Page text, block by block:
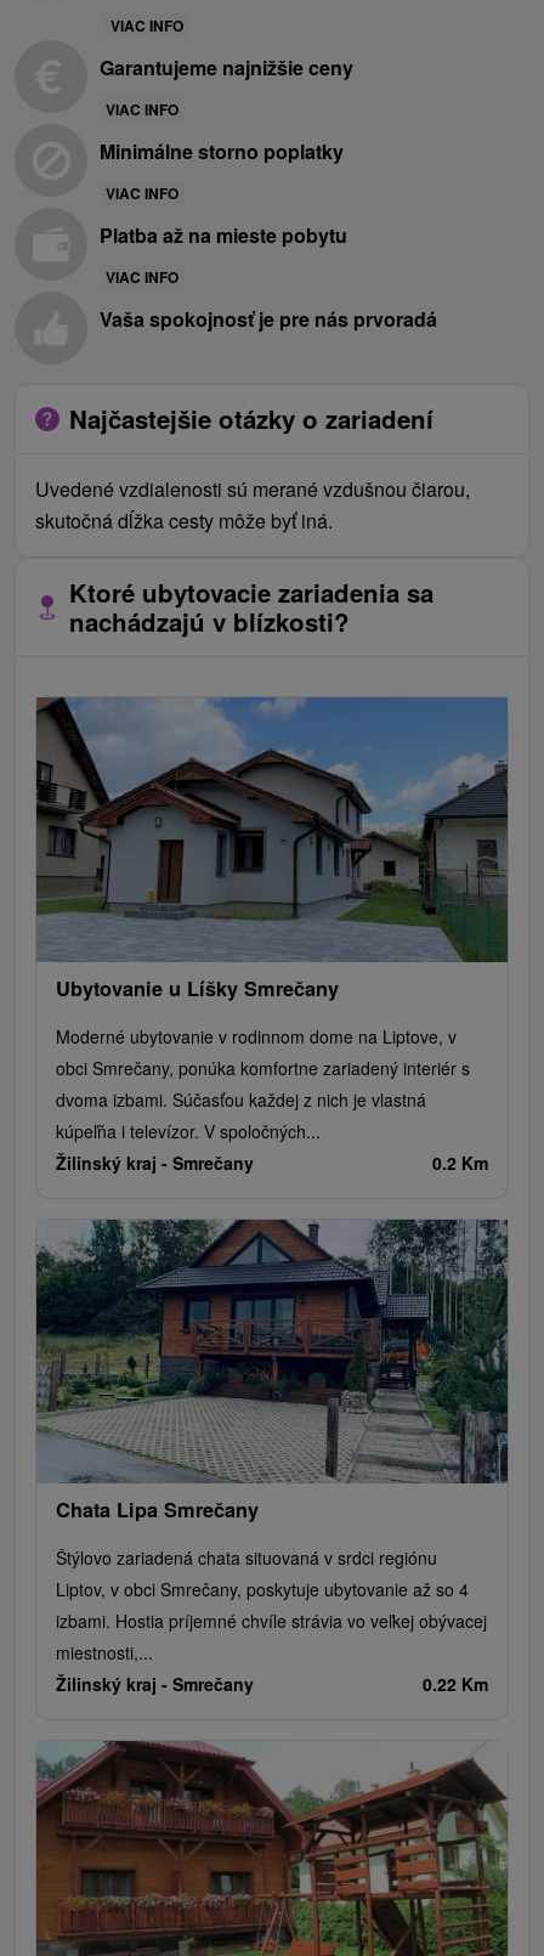
VIAC INFO
Garantujeme najnižšie ceny
VIAC INFO
Minimálne storno poplatky
VIAC INFO
Platba až na mieste pobytu
VIAC INFO
Vaša spokojnosť je pre nás prvoradá
Najčastejšie otázky o zariadení
Uvedené vzdialenosti sú merané vzdušnou čiarou,
skutočná dĺžka cesty môže byť iná.
Ktoré ubytovacie zariadenia sa
nachádzajú v blízkosti?
Ubytovanie u Líšky Smrečany
Moderné ubytovanie v rodinnom dome na Liptove, v
obci Smrečany, ponúka komfortne zariadený interiér s
dvoma izbami. Súčasťou každej z nich je vlastná
kúpeľňa i televízor. V spoločných...
Žilinský kraj - Smrečany 0.2 Km
Chata Lipa Smrečany
Štýlovo zariadená chata situovaná v srdci regiónu
Liptov, v obci Smrečany, poskytuje ubytovanie až so 4
izbami. Hostia príjemné chvíle strávia vo veľkej obývacej
miestnosti,...
Žilinský kraj - Smrečany 0.22 Km